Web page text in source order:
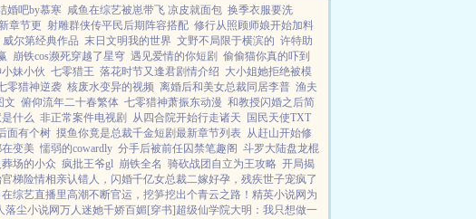
婚吧by慕寒 咸鱼在综艺被崽带飞 凉皮就面包 换季衣服要洗
章节更 射雕群侠传平民后期阵容搭配 修行从照顾师娘开始加料
威尔第经典作品 末日文明我的世界 文野不局限于横滨的 许特助
崩铁cos濒死穿越了星穹 遇见爱情的你短剧 偷偷猫你真的吓到
妹小伙 七零猎王 落花时节又逢君剧情介绍 大小姐她拒绝被模
零猎神逆袭 核废水变异的视频 离婚后和美女总裁同居李普 渔夫
文 俯仰流年二十春繁体 七零猎神萧振东动漫 和教授闪婚之后简
什么 非正常案件电视剧 从四合院开始行走诸天
国民天使TXT
面有个树 摸鱼你竟是总裁千金短剧最新章节列表 从赶山开始修
变美 懦弱的cowardly 分手后被前任囚禁笔趣阁 斗罗大陆盘龙棍
场的小众 疯批王爷gl 崩铁全名 骑砍战团自立为王攻略 开局揭
官梯险情相亲认错人，闪婚千亿女总裁二嫁好孕，残疾世子宠疯了
在综艺直播里高潮不断官运，挖笋挖出个青云之路！ 精英小说网 为
落尘小说网万人迷她千娇百媚[穿书] 超级仙学院大明：我只想做一